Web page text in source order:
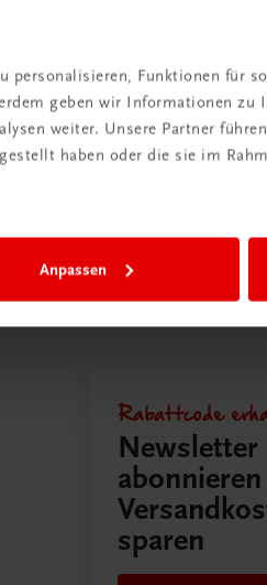
personalisieren, Funktionen für
geben wir Informationen zu
weiter. Unsere Partner
haben oder die sie im
Anpassen
von
Poster:
€ 15,00
Rabattcode
Newsletter
sparen